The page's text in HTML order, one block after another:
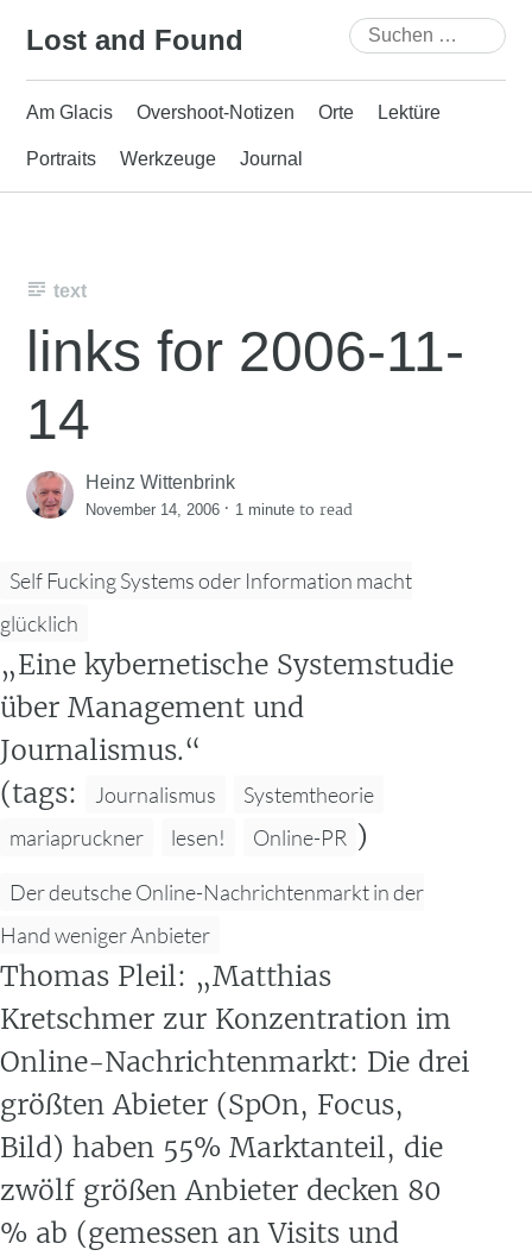
Lost and Found
Suchen
nach:
Am Glacis Overshoot-Notizen Orte Lektüre
Portraits Werkzeuge Journal
text
links for 2006-11-
14
Heinz Wittenbrink
November 14, 2006 · 1 minute to read
Self Fucking Systems oder Information macht
glücklich
„Eine kybernetische Systemstudie
über Management und
Journalismus.“
(tags:
Journalismus
Systemtheorie
mariapruckner
lesen! Online-PR )
Der deutsche Online-Nachrichtenmarkt in der
Hand weniger Anbieter
Thomas Pleil: „Matthias
Kretschmer zur Konzentration im
Online-Nachrichtenmarkt: Die drei
größten Abieter (SpOn, Focus,
Bild) haben 55% Marktanteil, die
zwölf größen Anbieter decken 80
% ab (gemessen an Visits und